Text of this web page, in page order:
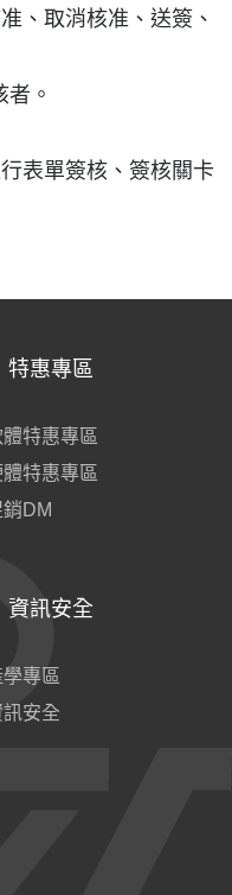
、取消核准、送簽、
。
表單簽核、簽核關卡
特惠專區
特惠專區
特惠專區
DM
資訊安全
學專區
安全